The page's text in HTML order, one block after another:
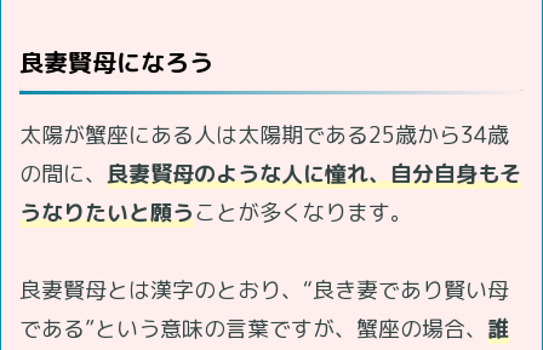
良妻賢母になろう
太陽が蟹座にある人は太陽期である25歳から34歳
の間に、 良妻賢母のような人に憧れ、自分自身もそ
うなりたいと願うことが多くなります。
良妻賢母とは漢字のとおり、“良き妻であり賢い母
である”という意味の言葉ですが、蟹座の場合、 誰